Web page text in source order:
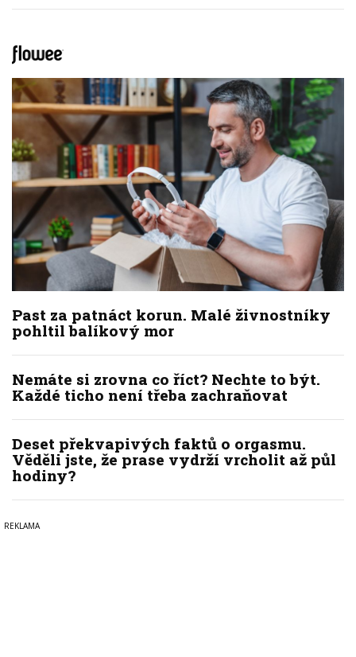
Past za patnáct korun. Malé živnostníky
pohltil balíkový mor
Nemáte si zrovna co říct? Nechte to být.
Každé ticho není třeba zachraňovat
Deset překvapivých faktů o orgasmu.
Věděli jste, že prase vydrží vrcholit až půl
hodiny?